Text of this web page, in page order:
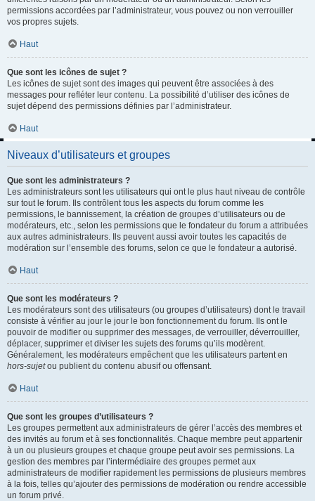
permissions accordées par l’administrateur, vous pouvez ou non verrouiller
vos propres sujets.
Haut
Que sont les icônes de sujet ?
Les icônes de sujet sont des images qui peuvent être associées à des
messages pour refléter leur contenu. La possibilité d’utiliser des icônes de
sujet dépend des permissions définies par l’administrateur.
Haut
Niveaux d’utilisateurs et groupes
Que sont les administrateurs ?
Les administrateurs sont les utilisateurs qui ont le plus haut niveau de contrôle
sur tout le forum. Ils contrôlent tous les aspects du forum comme les
permissions, le bannissement, la création de groupes d’utilisateurs ou de
modérateurs, etc., selon les permissions que le fondateur du forum a attribuées
aux autres administrateurs. Ils peuvent aussi avoir toutes les capacités de
modération sur l’ensemble des forums, selon ce que le fondateur a autorisé.
Haut
Que sont les modérateurs ?
Les modérateurs sont des utilisateurs (ou groupes d’utilisateurs) dont le travail
consiste à vérifier au jour le jour le bon fonctionnement du forum. Ils ont le
pouvoir de modifier ou supprimer des messages, de verrouiller, déverrouiller,
déplacer, supprimer et diviser les sujets des forums qu’ils modèrent.
Généralement, les modérateurs empêchent que les utilisateurs partent en
hors-sujetou publient du contenu abusif ou offensant.
Haut
Que sont les groupes d’utilisateurs ?
Les groupes permettent aux administrateurs de gérer l’accès des membres et
des invités au forum et à ses fonctionnalités. Chaque membre peut appartenir
à un ou plusieurs groupes et chaque groupe peut avoir ses permissions. La
gestion des membres par l’intermédiaire des groupes permet aux
administrateurs de modifier rapidement les permissions de plusieurs membres
à la fois, telles qu’ajouter des permissions de modération ou rendre accessible
un forum privé.